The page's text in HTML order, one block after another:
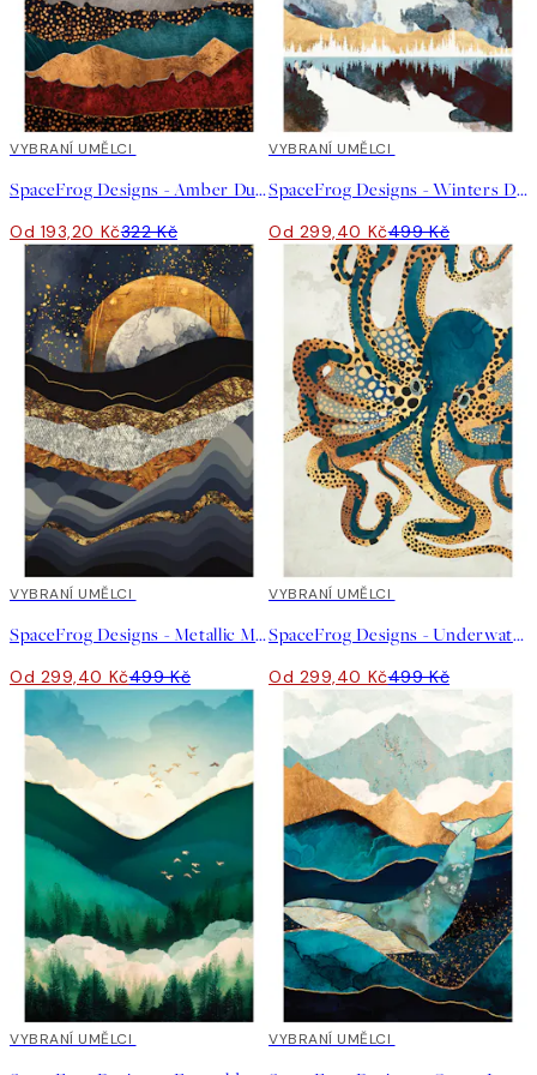
40%*
VYBRANÍ UMĚLCI
SpaceFrog Designs - Amber Dusk Plakát
Od 193,20 Kč322 Kč
40%*
VYBRANÍ UMĚLCI
SpaceFrog Designs - Winters Day Plakát
Od 299,40 Kč499 Kč
40%*
VYBRANÍ UMĚLCI
SpaceFrog Designs - Metallic Mountains Plakát
Od 299,40 Kč499 Kč
40%*
VYBRANÍ UMĚLCI
SpaceFrog Designs - Underwater Dream Plakát
Od 299,40 Kč499 Kč
40%*
VYBRANÍ UMĚLCI 40%*
VYBRANÍ UMĚLCI